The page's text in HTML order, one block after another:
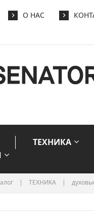
О НАС
ТЕХНИКА
| ТЕХНИКА |